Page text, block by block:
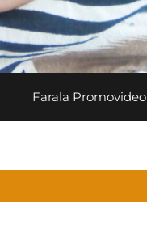
Farala Promovideo